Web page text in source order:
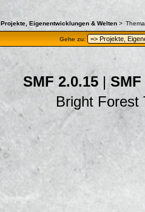
Projekte, Eigenentwicklungen & Welten>
Gehe zu:
SMF 2.0.15|
Bright